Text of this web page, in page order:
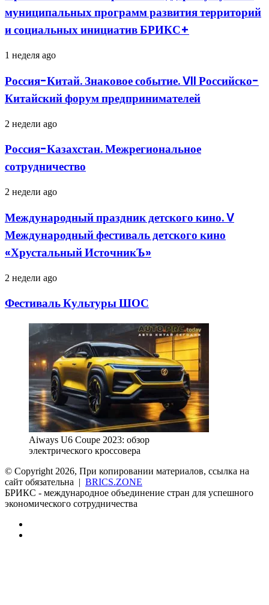
поддержку
муниципальных
развития
и
социальных
инициатив
муниципальных программ развития территорий
и социальных инициатив БРИКС+
Россия-
Знаковое
событие.
VII
Китайский
форум
1 неделя ago
Россия-Китай. Знаковое событие. VII Российско-
Китайский форум предпринимателей
Россия-
Межрегиональное
сотрудничество
2 недели ago
Россия-Казахстан. Межрегиональное
сотрудничество
Международный
детского
кино.
V
фестиваль
кино
ИсточникЪ»
2 недели ago
Международный праздник детского кино. V
Международный фестиваль детского кино
«Хрустальный ИсточникЪ»
Фестиваль
ШОС
2 недели ago
Фестиваль Культуры ШОС
Aiways U6 Coupe 2023: обзор
электрического кроссовера
© Copyright 2026, При копировании материалов, ссылка на
сайт обязательна | BRICS.ZONE
БРИКС - международное объединение стран для успешного
экономического сотрудничества